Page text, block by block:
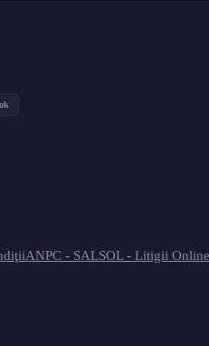
ANPC - SALSOL - Litigii Online